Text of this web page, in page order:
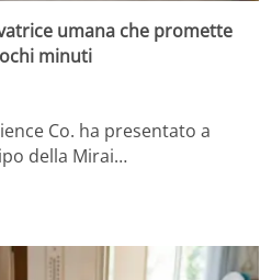
umana che promette
minuti
Co. ha presentato a
della Mirai…